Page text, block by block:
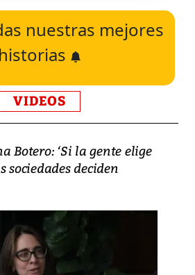
nuestras mejores
historias
VIDEOS
Botero: ‘Si la gente elige
sociedades deciden